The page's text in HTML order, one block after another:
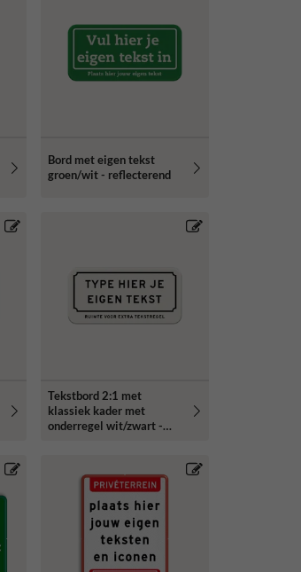
Bord met eigen tekst
groen/wit - reflecterend
Tekstbord 2:1 met
klassiek kader met
onderregel wit/zwart -